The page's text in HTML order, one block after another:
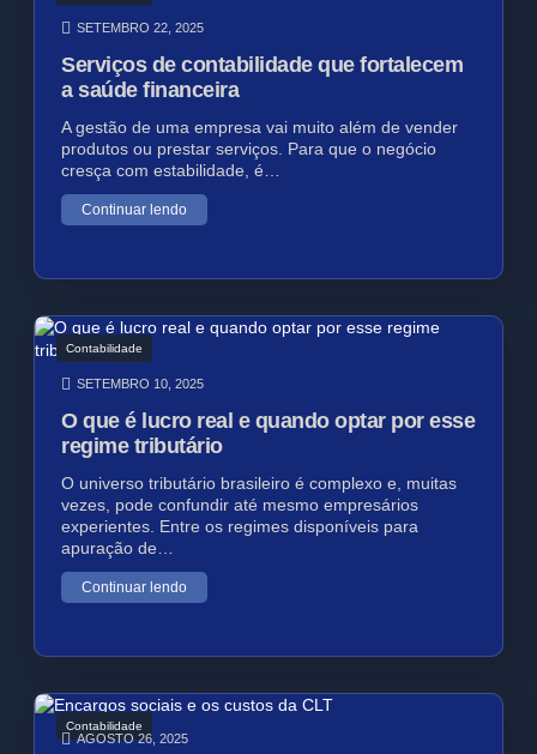
SETEMBRO 22, 2025
Serviços de contabilidade que fortalecem
a saúde financeira
A gestão de uma empresa vai muito além de vender
produtos ou prestar serviços. Para que o negócio
cresça com estabilidade, é…
Continuar lendo
Contabilidade
SETEMBRO 10, 2025
O que é lucro real e quando optar por esse
regime tributário
O universo tributário brasileiro é complexo e, muitas
vezes, pode confundir até mesmo empresários
experientes. Entre os regimes disponíveis para
apuração de…
Continuar lendo
Contabilidade
AGOSTO 26, 2025